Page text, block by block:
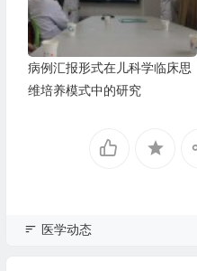
病例汇报形式在儿科学临床思
维培养模式中的研究
医学动态